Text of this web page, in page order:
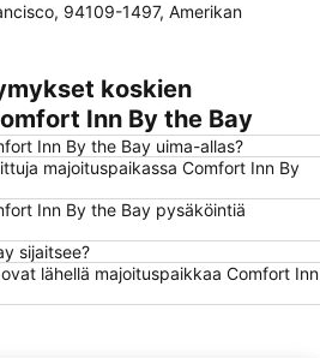
AD:TECH SAN FRANCISCO
Jack London Square
94109-1497, Amerikan
koskien
Inn By the Bay
Inn By the Bay uima-allas?
majoituspaikassa Comfort Inn By
Inn By the Bay pysäköintiä
sijaitsee?
lähellä majoituspaikkaa Comfort Inn